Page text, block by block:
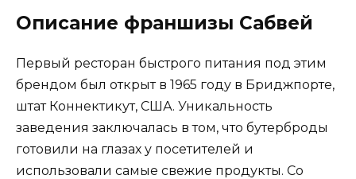
Описание франшизы Сабвей
Первый ресторан быстрого питания под этим
брендом был открыт в 1965 году в Бриджпорте,
штат Коннектикут, США. Уникальность
заведения заключалась в том, что бутерброды
готовили на глазах у посетителей и
использовали самые свежие продукты. Со